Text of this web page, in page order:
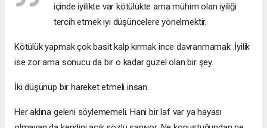
içinde iyilikte var kötülükte ama mühim olan iyiliği
tercih etmek iyi düşüncelere yönelmektir.
Kötülük yapmak çok basit kalp kırmak ince davranmamak .İyilik
ise zor ama sonucu da bir o kadar güzel olan bir şey.
İki düşünüp bir hareket etmeli insan.
Her aklına geleni söylememeli. Hani bir laf var ya hayası